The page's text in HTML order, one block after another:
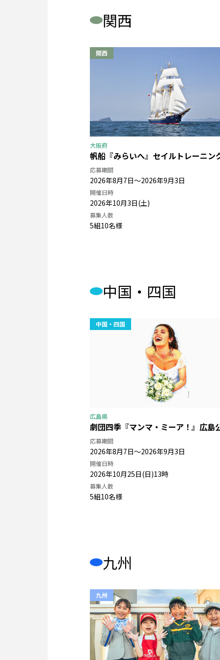
関西
大阪府
帆船『みらいへ』セイルトレーニン
応募期間
2026年8月7日〜2026年9月3日
開催日時
2026年10月3日(土)
募集人数
5組10名様
中国・四国
広島県
劇団四季『マンマ・ミーア！』広島
応募期間
2026年8月7日〜2026年9月3日
開催日時
2026年10月25日(日)13時
募集人数
5組10名様
九州